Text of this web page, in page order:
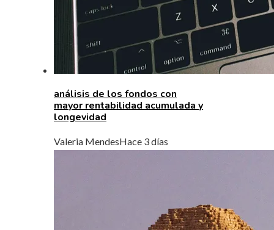
análisis de los fondos con
mayor rentabilidad acumulada y
longevidad
Valeria MendesHace 3 días